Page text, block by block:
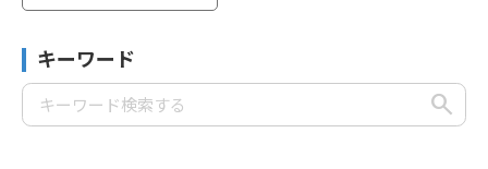
キーワード